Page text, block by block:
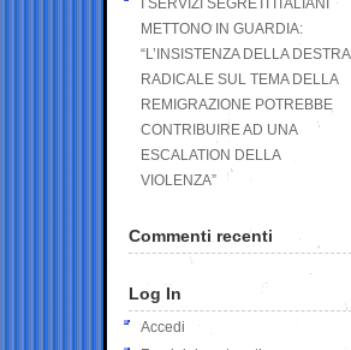
I SERVIZI SEGRETI ITALIANI
METTONO IN GUARDIA:
“L’INSISTENZA DELLA DESTRA
RADICALE SUL TEMA DELLA
REMIGRAZIONE POTREBBE
CONTRIBUIRE AD UNA
ESCALATION DELLA
VIOLENZA”
Commenti recenti
Log In
Accedi